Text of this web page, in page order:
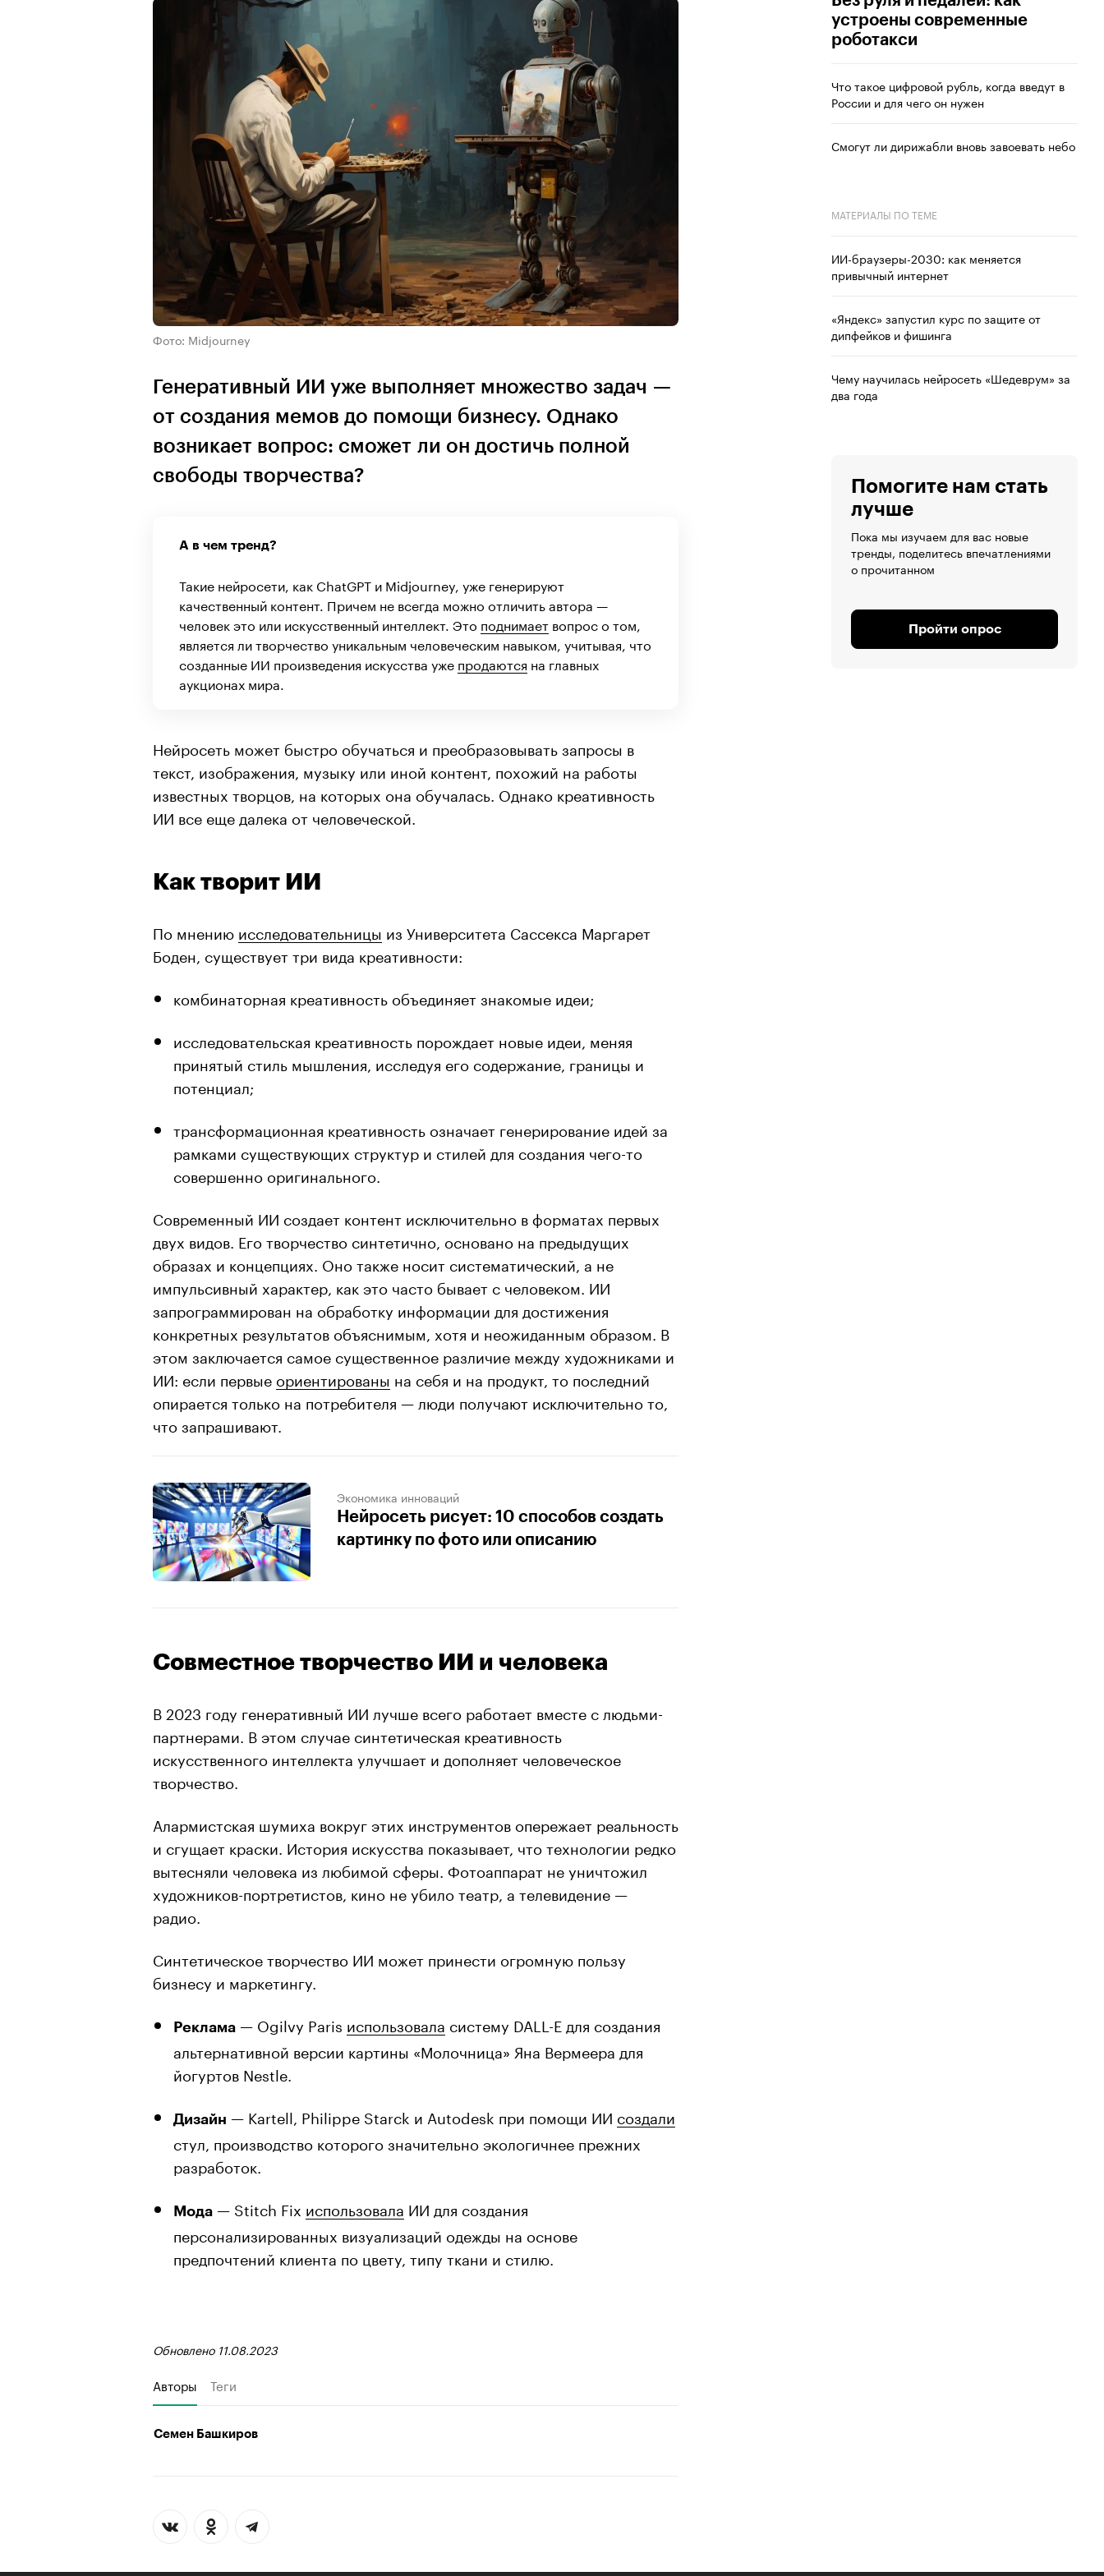
Фото: Midjourney
Генеративный ИИ уже выполняет множество задач —
от создания мемов до помощи бизнесу. Однако
возникает вопрос: сможет ли он достичь полной
свободы творчества?
А в чем тренд?
Такие нейросети, как ChatGPT и Midjourney, уже генерируют
качественный контент. Причем не всегда можно отличить автора —
человек это или искусственный интеллект. Это поднимает вопрос о том,
является ли творчество уникальным человеческим навыком, учитывая, что
созданные ИИ произведения искусства уже продаются на главных
аукционах мира.
Нейросеть может быстро обучаться и преобразовывать запросы в
текст, изображения, музыку или иной контент, похожий на работы
известных творцов, на которых она обучалась. Однако креативность
ИИ все еще далека от человеческой.
Как творит ИИ
По мнению исследовательницы из Университета Сассекса Маргарет
Боден, существует три вида креативности:
комбинаторная креативность объединяет знакомые идеи;
исследовательская креативность порождает новые идеи, меняя
принятый стиль мышления, исследуя его содержание, границы и
потенциал;
трансформационная креативность означает генерирование идей за
рамками существующих структур и стилей для создания чего-то
совершенно оригинального.
Современный ИИ создает контент исключительно в форматах первых
двух видов. Его творчество синтетично, основано на предыдущих
образах и концепциях. Оно также носит систематический, а не
импульсивный характер, как это часто бывает с человеком. ИИ
запрограммирован на обработку информации для достижения
конкретных результатов объяснимым, хотя и неожиданным образом. В
этом заключается самое существенное различие между художниками и
ИИ: если первые ориентированы на себя и на продукт, то последний
опирается только на потребителя — люди получают исключительно то,
что запрашивают.
Экономика инноваций
Нейросеть рисует: 10 способов создать
картинку по фото или описанию
Совместное творчество ИИ и человека
В 2023 году генеративный ИИ лучше всего работает вместе с людьми-
партнерами. В этом случае синтетическая креативность
искусственного интеллекта улучшает и дополняет человеческое
творчество.
Алармистская шумиха вокруг этих инструментов опережает реальность
и сгущает краски. История искусства показывает, что технологии редко
вытесняли человека из любимой сферы. Фотоаппарат не уничтожил
художников-портретистов, кино не убило театр, а телевидение —
радио.
Синтетическое творчество ИИ может принести огромную пользу
бизнесу и маркетингу.
Реклама — Ogilvy Paris использовала систему DALL-E для создания
альтернативной версии картины «Молочница» Яна Вермеера для
йогуртов Nestle.
Дизайн — Kartell, Philippe Starck и Autodesk при помощи ИИ создали
стул, производство которого значительно экологичнее прежних
разработок.
Мода — Stitch Fix использовала ИИ для создания
персонализированных визуализаций одежды на основе
предпочтений клиента по цвету, типу ткани и стилю.
Обновлено 11.08.2023
Авторы Теги
Семен Башкиров
устроены современные
роботакси
Что такое цифровой рубль, когда введут в
России и для чего он нужен
Смогут ли дирижабли вновь завоевать небо
МАТЕРИАЛЫ ПО ТЕМЕ
ИИ-браузеры-2030: как меняется
привычный интернет
«Яндекс» запустил курс по защите от
дипфейков и фишинга
Чему научилась нейросеть «Шедеврум» за
два года
Помогите нам стать
лучше
Пока мы изучаем для вас новые
тренды, поделитесь впечатлениями
о прочитанном
Пройти опрос